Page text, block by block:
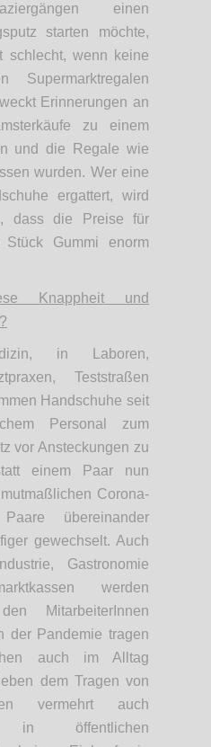
einen
starten möchte,
schlecht, wenn keine
Supermarktregalen
Erinnerungen an
zu einem
und die Regale wie
wurden. Wer eine
ergattert, wird
dass die Preise für
Gummi enorm
Knappheit und
in Laboren,
Teststraßen
Handschuhe seit
Personal zum
vor Ansteckungen zu
einem Paar nun
Corona-
übereinander
gewechselt. Auch
Gastronomie
werden
MitarbeiterInnen
der Pandemie tragen
auch im Alltag
dem Tragen von
vermehrt auch
in öffentlichen